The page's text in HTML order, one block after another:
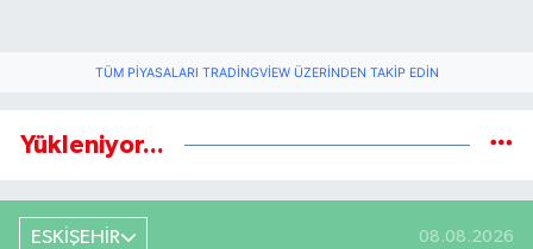
TÜM PIYASALARI TRADINGVIEW ÜZERINDEN TAKIP EDIN
Yükleniyor...
ESKİŞEHİR 08.08.2026